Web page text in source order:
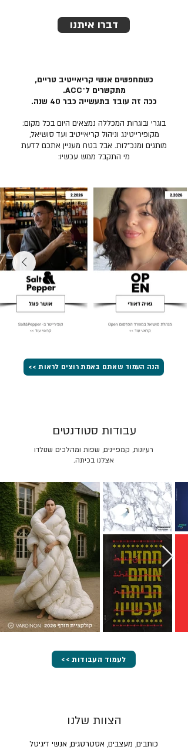
דברו איתנו
כשמחפשים אנשי קריאייטיב טריים,
מתקשרים ל־ACC.
ככה זה עובד בתעשייה כבר 40 שנה.
בוגרי ובוגרות המכללה נמצאים היום בכל מקום:
מקופירייטינג וניהול קריאייטיב ועד סושיאל,
מותגים ומנכ״לות. אבל בטח מעניין אתכם לדעת
מי התקבל ממש עכשיו:
הנה העמוד שאתם באמת רוצים לראות >>
רעיונות, קמפיינים, שפות ומהלכים שנולדו
אצלנו בכיתה.
עבודות סטודנטים
<< לעמוד העבודות
הצוות שלנו
כותבים, מעצבים, אסטרטגים, אנשי דיגיטל